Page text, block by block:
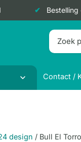
Contact /
design / Bull El